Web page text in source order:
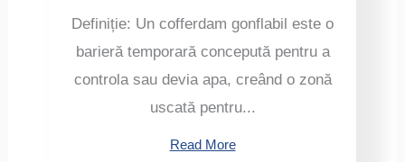
Definiție: Un cofferdam gonflabil este o
barieră temporară concepută pentru a
controla sau devia apa, creând o zonă
uscată pentru...
Read More